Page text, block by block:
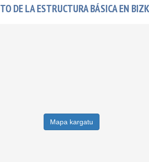
DE LA ESTRUCTURA BÁSICA EN
Mapa kargatu